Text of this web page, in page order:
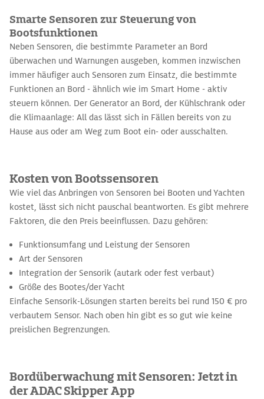
Smarte Sensoren zur Steuerung von
Bootsfunktionen
Neben Sensoren, die bestimmte Parameter an Bord
überwachen und Warnungen ausgeben, kommen inzwischen
immer häufiger auch Sensoren zum Einsatz, die bestimmte
Funktionen an Bord - ähnlich wie im Smart Home - aktiv
steuern können. Der Generator an Bord, der Kühlschrank oder
die Klimaanlage: All das lässt sich in Fällen bereits von zu
Hause aus oder am Weg zum Boot ein- oder ausschalten.
Kosten von Bootssensoren
Wie viel das Anbringen von Sensoren bei Booten und Yachten
kostet, lässt sich nicht pauschal beantworten. Es gibt mehrere
Faktoren, die den Preis beeinflussen. Dazu gehören:
Funktionsumfang und Leistung der Sensoren
Art der Sensoren
Integration der Sensorik (autark oder fest verbaut)
Größe des Bootes/der Yacht
Einfache Sensorik-Lösungen starten bereits bei rund 150 € pro
verbautem Sensor. Nach oben hin gibt es so gut wie keine
preislichen Begrenzungen.
Bordüberwachung mit Sensoren: Jetzt in
der ADAC Skipper App